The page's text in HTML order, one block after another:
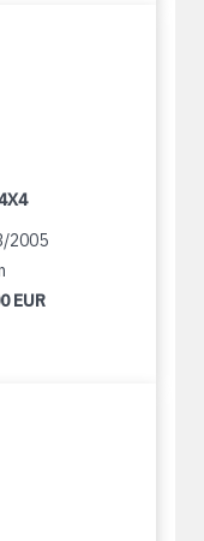
2005
EUR